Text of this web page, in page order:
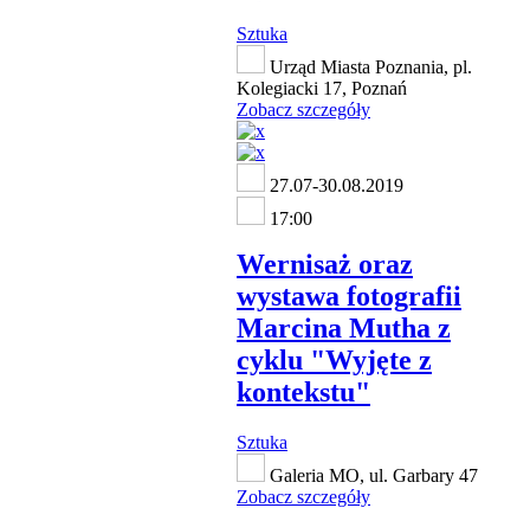
Sztuka
Urząd Miasta Poznania, pl.
Kolegiacki 17, Poznań
Zobacz szczegóły
27.07-30.08.2019
17:00
Wernisaż oraz
wystawa fotografii
Marcina Mutha z
cyklu "Wyjęte z
kontekstu"
Sztuka
Galeria MO, ul. Garbary 47
Zobacz szczegóły